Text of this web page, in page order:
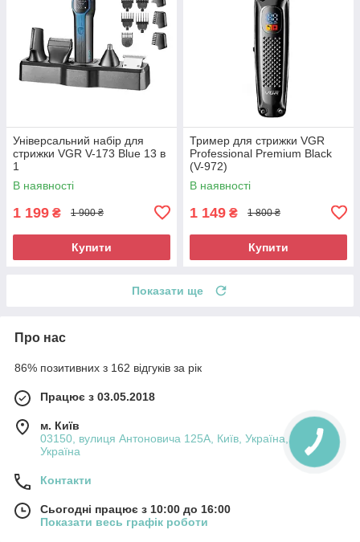
Універсальний набір для
стрижки VGR V-173 Blue 13 в
1
В наявності
1 199 ₴ 1 900 ₴
Купити
Тример для стрижки VGR
Professional Premium Black
(V-972)
В наявності
1 149 ₴ 1 800 ₴
Купити
Показати ще
Про нас
86% позитивних з 162 відгуків за рік
Працює з 03.05.2018
м. Київ
03150, вулиця Антоновича 125А, Київ, Україна, Київ,
Україна
Контакти
Сьогодні працює з 10:00 до 16:00
Показати весь графік роботи